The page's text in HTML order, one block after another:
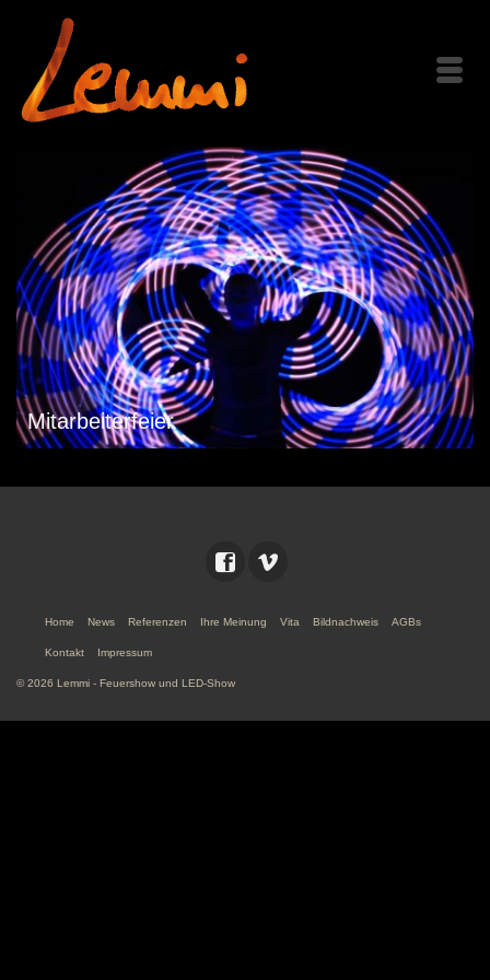
Mitarbeiterfeier
Home News Referenzen Ihre Meinung Vita Bildnachweis AGBs
Kontakt Impressum
© 2026 Lemmi - Feuershow und LED-Show